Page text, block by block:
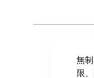
無制
限